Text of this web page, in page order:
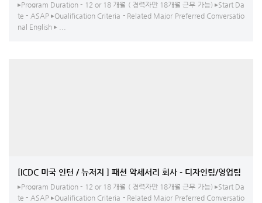
▸Program Duration - 12 or 18 개월 ( 경력자만 18개월 근무 가능) ▸Start Da
te - ASAP ▸Qualification Criteria - Related Major Preferred Conversatio
nal English ▸ ...
[ICDC 미국 인턴 / 뉴저지 ] 패션 악세서리 회사 - 디자인팀/영업팀
▸Program Duration - 12 or 18 개월 ( 경력자만 18개월 근무 가능) ▸Start Da
te - ASAP ▸Qualification Criteria - Related Major Preferred Conversatio